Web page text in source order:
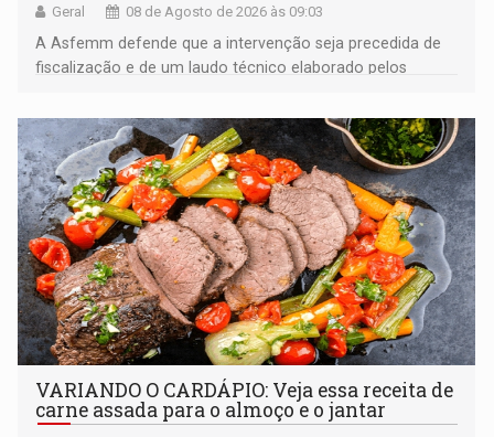
Geral 08 de Agosto de 2026 às 09:03
A Asfemm defende que a intervenção seja precedida de
fiscalização e de um laudo técnico elaborado pelos
VARIANDO O CARDÁPIO: Veja essa receita de
carne assada para o almoço e o jantar